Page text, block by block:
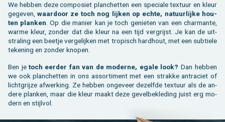
We heb­ben deze com­po­siet plan­chet­ten een spe­ci­a­le tex­tuur en kleur
ge­ge­ven, waar­door ze toch nog lij­ken op echte, na­tuur­lij­ke hou­
ten plan­ken . Op die ma­nier kan je toch ge­nie­ten van een char­man­te,
warme kleur, zon­der dat die kleur na een tijd ver­grijst. Je kan de uit­
stra­ling een beet­je ver­ge­lij­ken met tro­pisch hard­hout, met een sub­tie­le
te­ke­ning en zon­der kno­pen.
Ben je toch eer­der fan van de mo­der­ne, egale look? Dan heb­ben
we ook plan­chet­ten in ons as­sor­ti­ment met een strak­ke an­tra­ciet of
licht­grij­ze af­wer­king. Ze heb­ben on­ge­veer de­zelf­de tex­tuur als de an­
de­re plan­ken, maar die kleur maakt deze ge­vel­be­kle­ding juist erg mo­
dern en stijl­vol.